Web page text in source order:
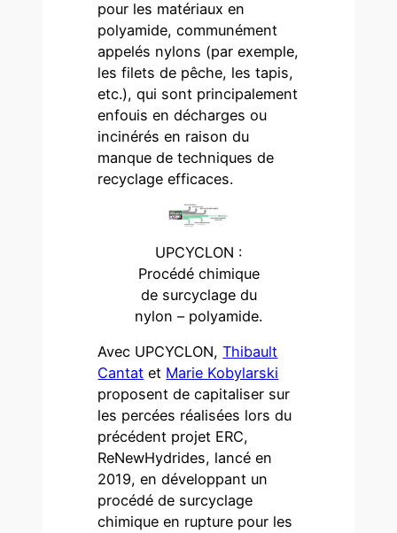
pour les matériaux en
polyamide, communément
appelés nylons (par exemple,
les filets de pêche, les tapis,
etc.), qui sont principalement
enfouis en décharges ou
incinérés en raison du
manque de techniques de
recyclage efficaces.
UPCYCLON :
Procédé chimique
de surcyclage du
nylon – polyamide.
Avec UPCYCLON,Thibault
Cantat et Marie Kobylarski
proposent de capitaliser sur
les percées réalisées lors du
précédent projet ERC,
ReNewHydrides, lancé en
2019, en développant un
procédé de surcyclage
chimique en rupture pour les